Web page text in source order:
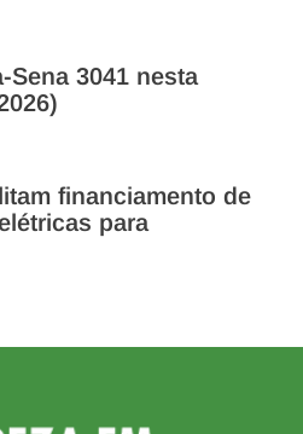
Sena 3041 nesta
financiamento de
para